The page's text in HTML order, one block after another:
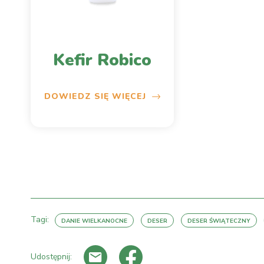
Kefir Robico
DOWIEDZ SIĘ WIĘCEJ
Tagi: DANIE WIELKANOCNE DESER DESER ŚWIĄTECZNY
Udostępnij: